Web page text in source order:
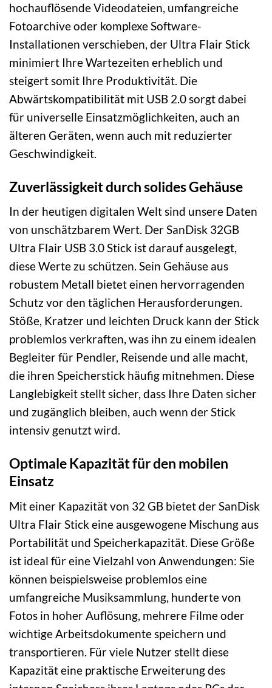
hochauflösende Videodateien, umfangreiche
Fotoarchive oder komplexe Software-
Installationen verschieben, der Ultra Flair Stick
minimiert Ihre Wartezeiten erheblich und
steigert somit Ihre Produktivität. Die
Abwärtskompatibilität mit USB 2.0 sorgt dabei
für universelle Einsatzmöglichkeiten, auch an
älteren Geräten, wenn auch mit reduzierter
Geschwindigkeit.
Zuverlässigkeit durch solides Gehäuse
In der heutigen digitalen Welt sind unsere Daten
von unschätzbarem Wert. Der SanDisk 32GB
Ultra Flair USB 3.0 Stick ist darauf ausgelegt,
diese Werte zu schützen. Sein Gehäuse aus
robustem Metall bietet einen hervorragenden
Schutz vor den täglichen Herausforderungen.
Stöße, Kratzer und leichten Druck kann der Stick
problemlos verkraften, was ihn zu einem idealen
Begleiter für Pendler, Reisende und alle macht,
die ihren Speicherstick häufig mitnehmen. Diese
Langlebigkeit stellt sicher, dass Ihre Daten sicher
und zugänglich bleiben, auch wenn der Stick
intensiv genutzt wird.
Optimale Kapazität für den mobilen
Einsatz
Mit einer Kapazität von 32 GB bietet der SanDisk
Ultra Flair Stick eine ausgewogene Mischung aus
Portabilität und Speicherkapazität. Diese Größe
ist ideal für eine Vielzahl von Anwendungen: Sie
können beispielsweise problemlos eine
umfangreiche Musiksammlung, hunderte von
Fotos in hoher Auflösung, mehrere Filme oder
wichtige Arbeitsdokumente speichern und
transportieren. Für viele Nutzer stellt diese
Kapazität eine praktische Erweiterung des